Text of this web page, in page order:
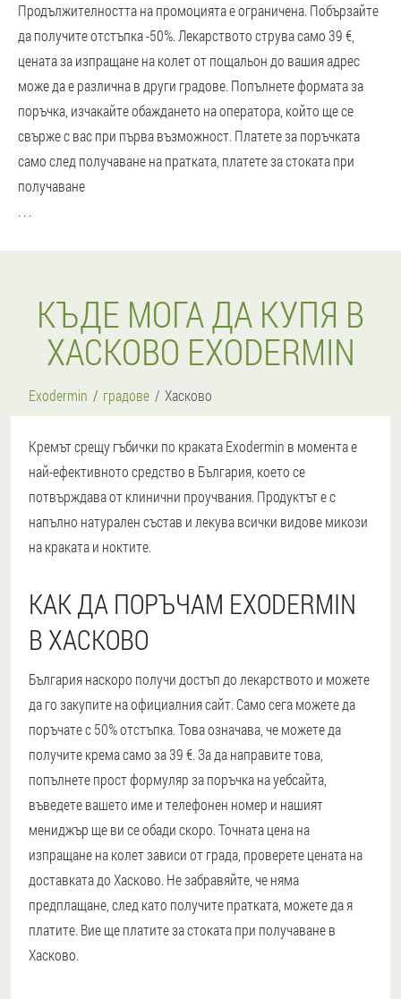
Продължителността на промоцията е ограничена. Побързайте
да получите отстъпка -50%. Лекарството струва само 39 €,
цената за изпращане на колет от пощальон до вашия адрес
може да е различна в други градове. Попълнете формата за
поръчка, изчакайте обаждането на оператора, който ще се
свърже с вас при първа възможност. Платете за поръчката
само след получаване на пратката, платете за стоката при
получаване
. . .
КЪДЕ МОГА ДА КУПЯ В
ХАСКОВО EXODERMIN
Exodermin градове Хасково
Кремът срещу гъбички по краката Exodermin в момента е
най-ефективното средство в България, което се
потвърждава от клинични проучвания. Продуктът е с
напълно натурален състав и лекува всички видове микози
на краката и ноктите.
КАК ДА ПОРЪЧАМ EXODERMIN
В ХАСКОВО
България наскоро получи достъп до лекарството и можете
да го закупите на официалния сайт. Само сега можете да
поръчате с 50% отстъпка. Това означава, че можете да
получите крема само за 39 €. За да направите това,
попълнете прост формуляр за поръчка на уебсайта,
въведете вашето име и телефонен номер и нашият
мениджър ще ви се обади скоро. Точната цена на
изпращане на колет зависи от града, проверете цената на
доставката до Хасково. Не забравяйте, че няма
предплащане, след като получите пратката, можете да я
платите. Вие ще платите за стоката при получаване в
Хасково.